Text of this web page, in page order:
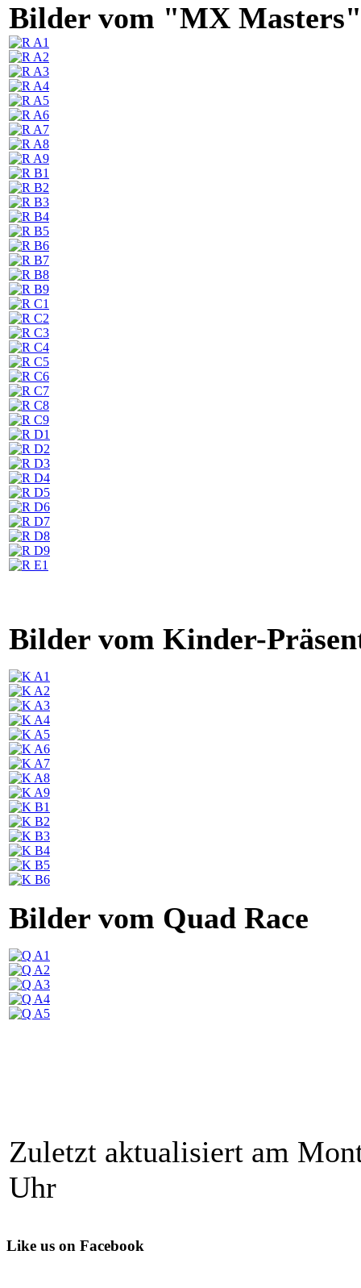
Bilder vom "MX Masters"
Bilder vom Kinder-
Bilder vom Quad Race
Zuletzt aktualisiert am
Uhr
Like us on Facebook